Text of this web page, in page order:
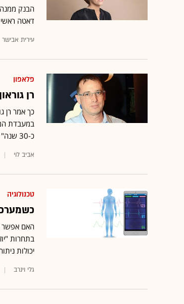
הבנק ממנה
דאטה ראשי
עירית אבישר
פלאפון
רן
כ-30 שנה"
אביב לוי
טכנולוגיה
האם אפשר
בתחרות
יכולות
גלי וינרב